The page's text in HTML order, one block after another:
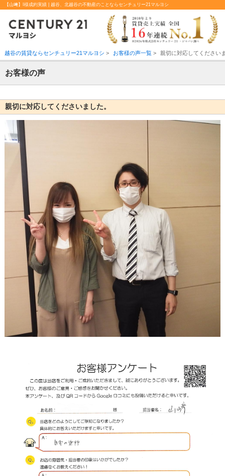
【山﨑】I様成約実績 | 越谷、北越谷の不動産のことならセンチュリー21マルヨシ
越谷の賃貸ならセンチュリー21マルヨシ > お客様の声一覧> 親切に対応してください
お客様の声
親切に対応してくださいました。